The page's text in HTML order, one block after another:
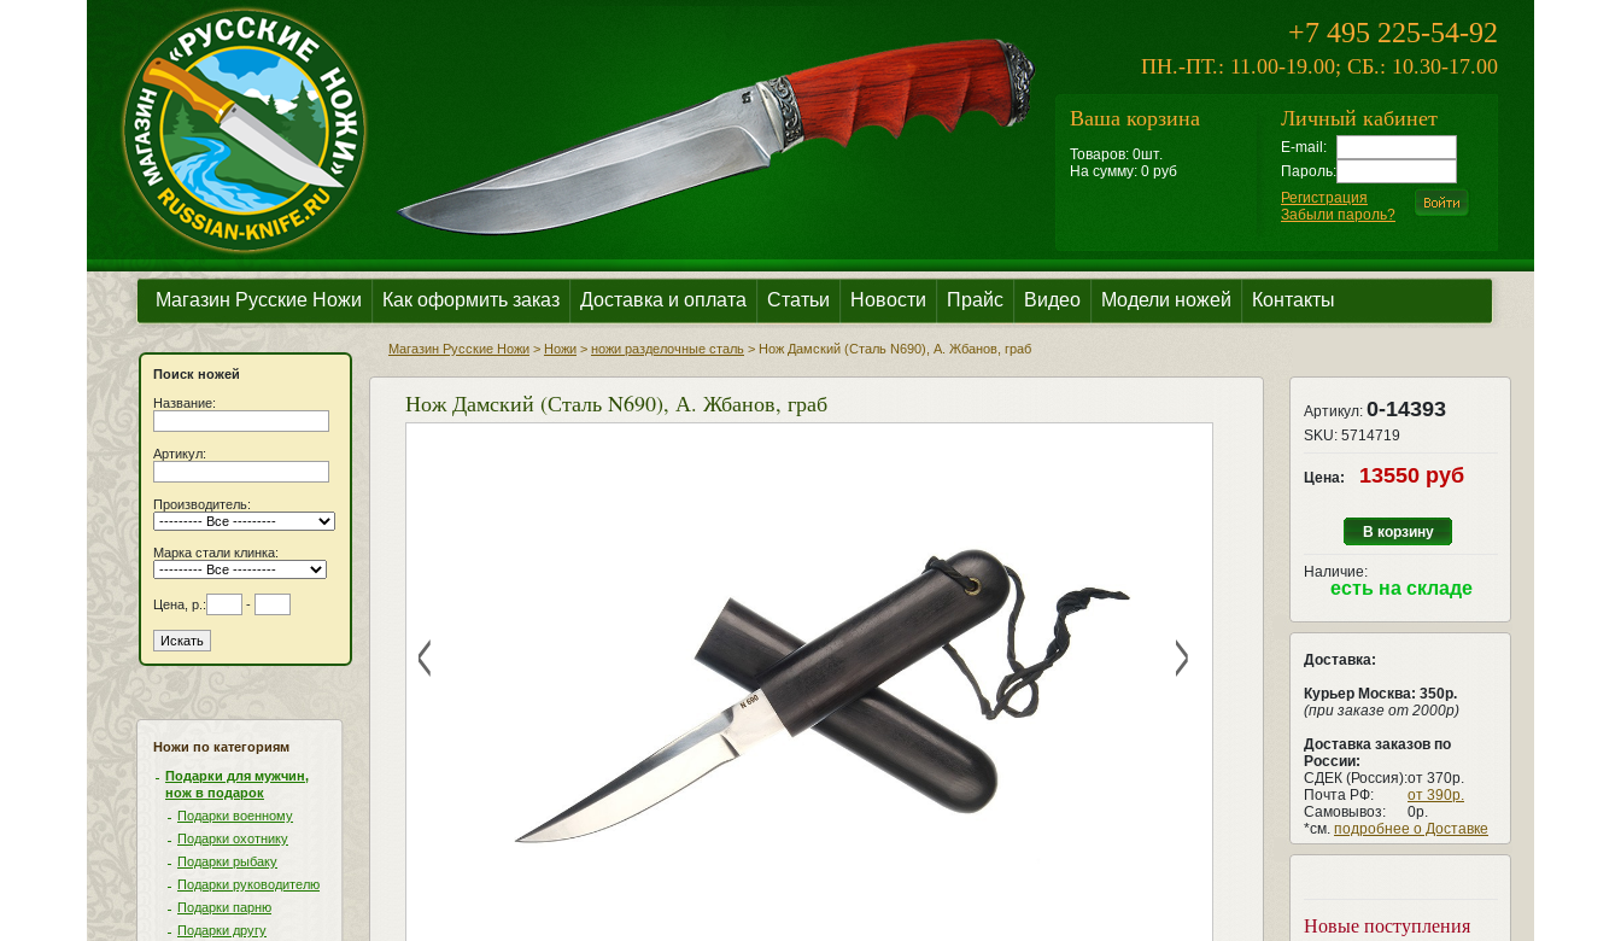
+7 495 225-54-92
ПН.-ПТ.: 11.00-19.00; СБ.: 10.30-17.00
Ваша корзина
Товаров: 0шт.
На сумму: 0 руб
Личный кабинет
E-mail:
Пароль:
Регистрация
Забыли пароль?
Магазин Русские Ножи Как оформить заказ Доставка и оплата Статьи Новости Прайс Видео Модели ножей Контакты
Поиск ножей
Название:
Артикул:
Производитель:
Марка стали клинка:
Цена, р.: -
Ножи по категориям
Подарки для мужчин,
нож в подарок
Подарки военному
Подарки охотнику
Подарки рыбаку
Подарки руководителю
Подарки парню
Подарки другу
Магазин Русские Ножи > Ножи > ножи разделочные сталь > Нож Дамский (Сталь N690), А. Жбанов, граб
Нож Дамский (Сталь N690), А. Жбанов, граб
< >
Артикул: 0-14393
SKU: 5714719
Цена: 13550 руб
В корзину
Наличие:
есть на складе
Доставка:
Курьер Москва: 350р.
(при заказе от 2000р)
Доставка заказов по
России:
СДЕК (Россия):от 370р.
Почта РФ:
от 390р.
Самовывоз:
0р.
*см. подробнее о Доставке
Новые поступления